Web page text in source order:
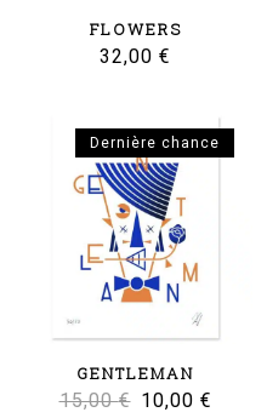
FLOWERS
32,00 €
Dernière chance
GENTLEMAN
15,00€ Le
10,00 €